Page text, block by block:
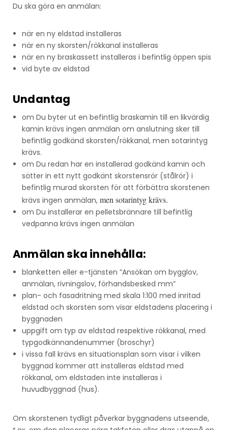
Du ska göra en anmälan:
när en ny eldstad installeras
när en ny skorsten/rökkanal installeras
när en ny braskassett installeras i befintlig öppen spis
vid byte av eldstad
Undantag
om Du byter ut en befintlig braskamin till en likvärdig
kamin krävs ingen anmälan om anslutning sker till
befintlig godkänd skorsten/rökkanal, men sotarintyg
krävs.
om Du redan har en installerad godkänd kamin och
sätter in ett nytt godkänt skorstensrör (stålrör) i
befintlig murad skorsten för att förbättra skorstenen
krävs ingen anmälan, men sotarintyg krävs.
om Du installerar en pelletsbrännare till befintlig
vedpanna krävs ingen anmälan
Anmälan ska innehålla:
blanketten eller e-tjänsten ”Ansökan om bygglov,
anmälan, rivningslov, förhandsbesked mm”
plan- och fasadritning med skala 1:100 med inritad
eldstad och skorsten som visar eldstadens placering i
byggnaden
uppgift om typ av eldstad respektive rökkanal, med
typgodkännandenummer (broschyr)
i vissa fall krävs en situationsplan som visar i vilken
byggnad kommer att installeras eldstad med
rökkanal, om eldstaden inte installeras i
huvudbyggnad (hus).
Om skorstenen tydligt påverkar byggnadens utseende,